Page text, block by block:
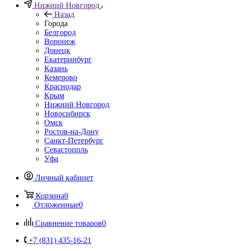
Нижний Новгород
Назад
Города
Белгород
Воронеж
Донецк
Екатеринбург
Казань
Кемерово
Краснодар
Крым
Нижний Новгород
Новосибирск
Омск
Ростов-на-Дону
Санкт-Петербург
Севастополь
Уфа
Личный кабинет
Корзина0
Отложенные0
Сравнение товаров0
+7 (831) 435-16-21